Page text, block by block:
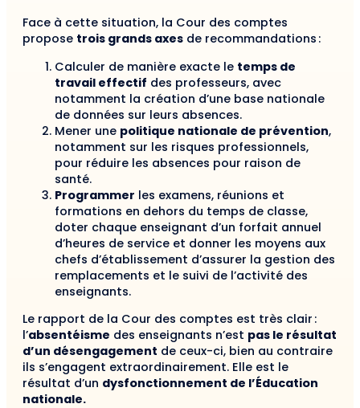
Face à cette situation, la Cour des comptes
propose trois grands axes de recommandations :
Calculer de manière exacte le temps de
travail effectif des professeurs, avec
notamment la création d’une base nationale
de données sur leurs absences.
Mener une politique nationale de prévention,
notamment sur les risques professionnels,
pour réduire les absences pour raison de
santé.
Programmer les examens, réunions et
formations en dehors du temps de classe,
doter chaque enseignant d’un forfait annuel
d’heures de service et donner les moyens aux
chefs d’établissement d’assurer la gestion des
remplacements et le suivi de l’activité des
enseignants.
Le rapport de la Cour des comptes est très clair :
l’absentéisme des enseignants n’est pas le résultat
d’un désengagement de ceux-ci, bien au contraire
ils s’engagent extraordinairement. Elle est le
résultat d’un dysfonctionnement de l’Éducation
nationale.